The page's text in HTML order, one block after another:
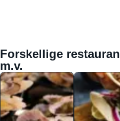
Forskellige
m.v.